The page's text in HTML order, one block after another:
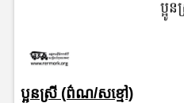
ប្អូនស្រី (ព៌ណ/សខ្មៅ)